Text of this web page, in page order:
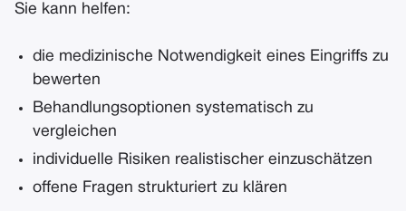
Sie kann helfen:
die medizinische Notwendigkeit eines Eingriffs zu
bewerten
Behandlungsoptionen systematisch zu
vergleichen
individuelle Risiken realistischer einzuschätzen
offene Fragen strukturiert zu klären